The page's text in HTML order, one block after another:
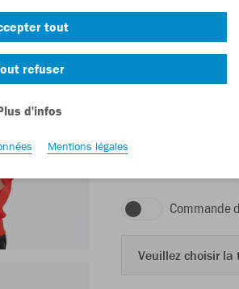
En tant que membre
Devenir
Commande
Veuillez choisir la
tout
refuser
d'infos
Mentions légales